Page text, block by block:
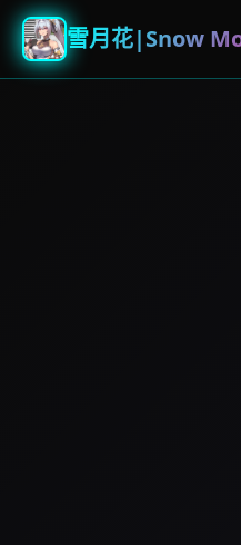
雪月花|Snow